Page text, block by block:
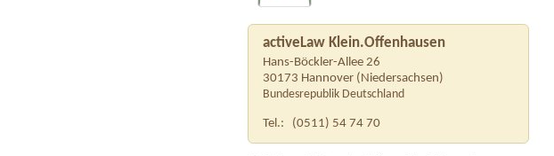
activeLaw Klein.Offenhausen
Hans-Böckler-Allee 26
30173 Hannover ( Niedersachsen)
Bundesrepublik Deutschland
Tel.: (0511) 54 74 70